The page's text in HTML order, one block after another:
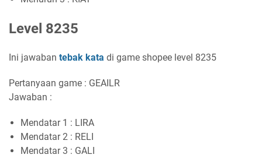
Level 8235
Ini jawaban tebak kata di game shopee level 8235
Pertanyaan game : GEAILR
Jawaban :
Mendatar 1 : LIRA
Mendatar 2 : RELI
Mendatar 3 : GALI